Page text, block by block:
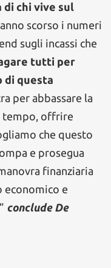
chi vive sul
scorso i numeri
sugli incassi che
tutti per
di questa
per abbassare la
tempo, offrire
che questo
e prosegua
finanziaria
economico e
conclude De